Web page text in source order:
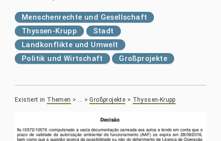
Menschenrechte und Gesellschaft
Thyssen-Krupp
Stadt
Landkonflikte und Umwelt
Politik und Wirtschaft
Großprojekte
Existiert in Themen > >Großprojekte > Thyssen-Krupp